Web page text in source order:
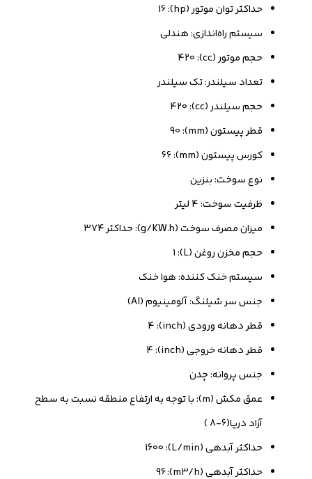
حداکثر توان موتور (hp): 16
سیستم راه‌اندازی: هندلی
حجم موتور (cc): 420
تعداد سیلندر: تک سیلندر
حجم سیلندر (cc): 420
قطر پیستون (mm): 90
کورس پیستون (mm): 66
نوع سوخت: بنزین
ظرفیت سوخت: 4 لیتر
میزان مصرف سوخت (g/KW.h): حداکثر 374
حجم مخزن روغن (L): 1
سیستم خنک کننده: هوا خنک
جنس سر شیلنگ: آلومینیوم (Al)
قطر دهانه ورودی (inch): 4
قطر دهانه خروجی (inch): 4
جنس پروانه: چدن
عمق مکش (m): با توجه به ارتفاع منطقه نسبت به سطح
آزاد دریا(6-8 )
حداکثر آبدهی (L/min): 1600
حداکثر آبدهی (m3/h): 96